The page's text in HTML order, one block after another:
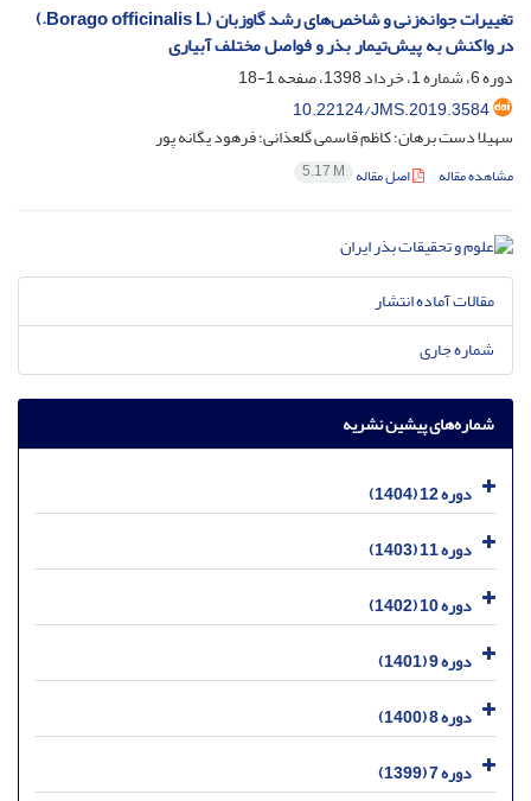
تغییرات جوانه‌زنی و شاخص‌های رشد گاوزبان (Borago officinalis L.)
در واکنش به پیش‌تیمار بذر و فواصل مختلف آبیاری
دوره 6، شماره 1، خرداد 1398، صفحه
1-18
10.22124/JMS.2019.3584
سهیلا دست برهان؛ کاظم قاسمی گلعذانی؛ فرهود یگانه پور
مشاهده مقاله اصل مقاله 5.17 M
مقالات آماده انتشار
شماره جاری
شماره‌های پیشین نشریه
دوره 12 (1404)
دوره 11 (1403)
دوره 10 (1402)
دوره 9 (1401)
دوره 8 (1400)
دوره 7 (1399)